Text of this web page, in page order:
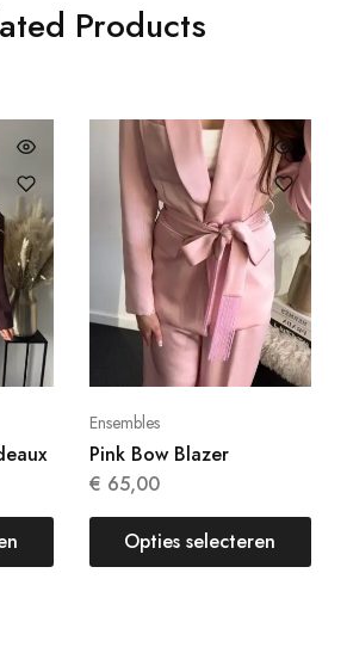
Products
Ensembles
Pink Bow Blazer
€ 65,00
Opties selecteren